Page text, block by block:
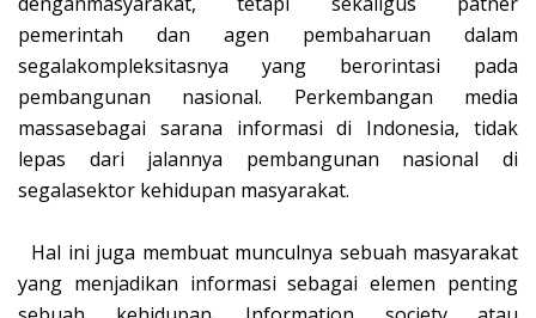
pemerintah dan agen pembaharuan dalam
segalakompleksitasnya yang berorintasi pada
pembangunan nasional. Perkembangan media
massasebagai sarana informasi di Indonesia, tidak
lepas dari jalannya pembangunan nasional di
segalasektor kehidupan masyarakat.
Hal ini juga membuat munculnya sebuah masyarakat
yang menjadikan informasi sebagai elemen penting